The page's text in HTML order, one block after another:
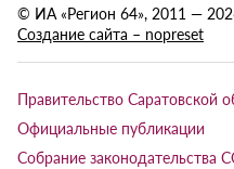
© ИА «Регион 64», 2011 —
Создание сайта – nopreset
Правительство Саратовской
Официальные публикации
Собрание законодательства